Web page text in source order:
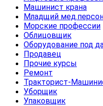
Машинист крана
Младщий
Морские профессии
Облицовщик
Оборудование под
Продавец
Прочие курсы
Ремонт
Тракторист-
Уборщик
Упаковщик